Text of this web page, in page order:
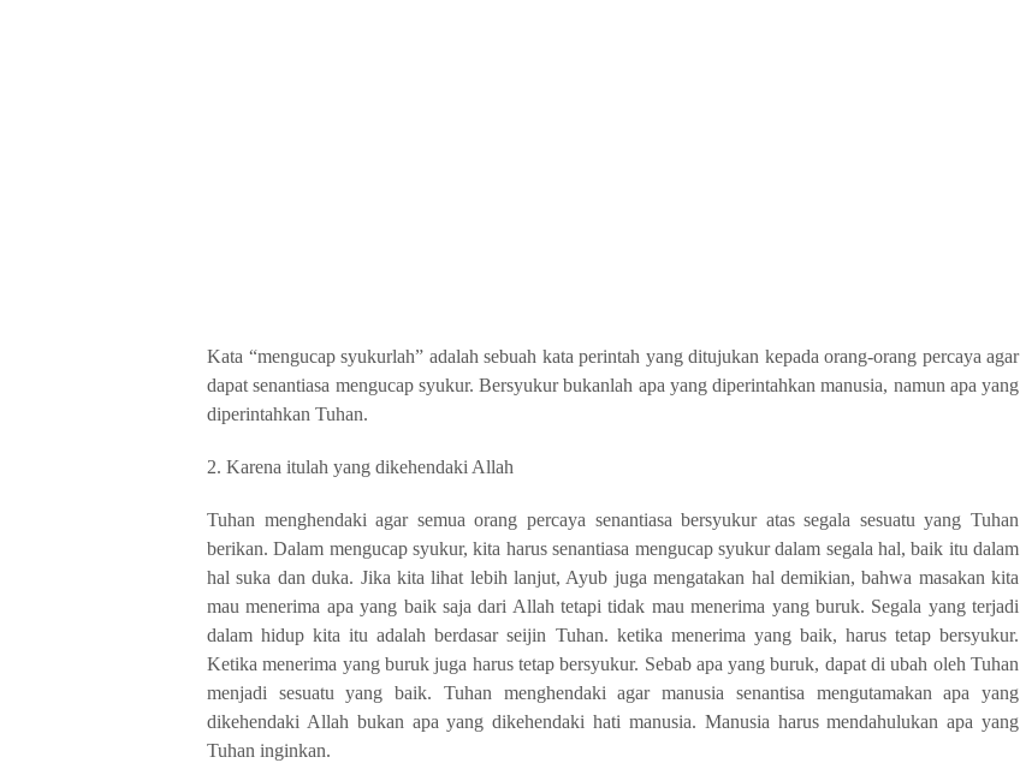
Kata “mengucap syukurlah” adalah sebuah kata perintah yang ditujukan kepada orang-orang percaya agar
dapat senantiasa mengucap syukur. Bersyukur bukanlah apa yang diperintahkan manusia, namun apa yang
diperintahkan Tuhan.
2. Karena itulah yang dikehendaki Allah
Tuhan menghendaki agar semua orang percaya senantiasa bersyukur atas segala sesuatu yang Tuhan
berikan. Dalam mengucap syukur, kita harus senantiasa mengucap syukur dalam segala hal, baik itu dalam
hal suka dan duka. Jika kita lihat lebih lanjut, Ayub juga mengatakan hal demikian, bahwa masakan kita
mau menerima apa yang baik saja dari Allah tetapi tidak mau menerima yang buruk. Segala yang terjadi
dalam hidup kita itu adalah berdasar seijin Tuhan. ketika menerima yang baik, harus tetap bersyukur.
Ketika menerima yang buruk juga harus tetap bersyukur. Sebab apa yang buruk, dapat di ubah oleh Tuhan
menjadi sesuatu yang baik. Tuhan menghendaki agar manusia senantisa mengutamakan apa yang
dikehendaki Allah bukan apa yang dikehendaki hati manusia. Manusia harus mendahulukan apa yang
Tuhan inginkan.